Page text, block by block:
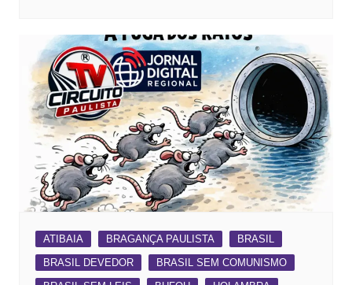
ATIBAIA BRAGANÇA PAULISTA
BRASIL
BRASIL DEVEDOR
BRASIL SEM COMUNISMO